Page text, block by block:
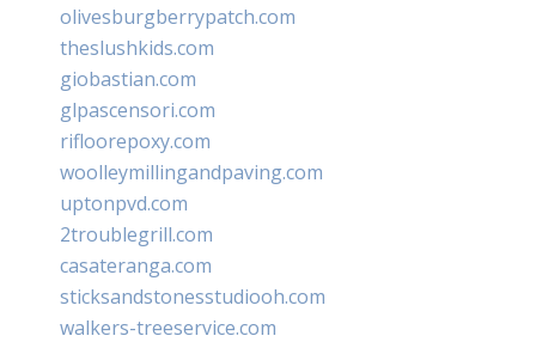
olivesburgberrypatch.com
theslushkids.com
giobastian.com
glpascensori.com
rifloorepoxy.com
woolleymillingandpaving.com
uptonpvd.com
2troublegrill.com
casateranga.com
sticksandstonesstudiooh.com
walkers-treeservice.com